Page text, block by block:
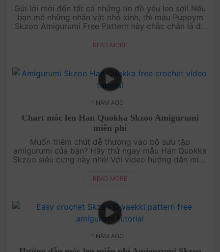
Gửi lời mời đến tất cả những tín đồ yêu len sợi! Nếu
bạn mê những nhân vật nhỏ xinh, thì mẫu Puppym
Skzoo Amigurumi Free Pattern này chắc chắn là dự
dẫn chi ti....
READ MORE
1 NĂM AGO
Chart móc len Han Quokka Skzoo Amigurumi
miễn phí
Muốn thêm chút dễ thương vào bộ sưu tập
amigurumi của bạn? Hãy thử ngay mẫu Han Quokka
Skzoo siêu cưng này nhé! Với video hướng dẫn miễn
bạn có thể dễ dàng....
READ MORE
1 NĂM AGO